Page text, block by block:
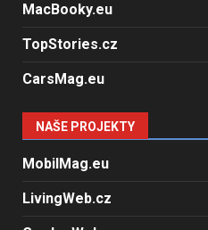
MacBooky.eu
TopStories.cz
CarsMag.eu
NAŠE PROJEKTY
MobilMag.eu
LivingWeb.cz